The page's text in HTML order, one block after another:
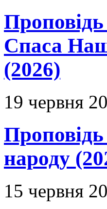
Спаса
(2026)
19 червня
Проповідь
народу
15 червня